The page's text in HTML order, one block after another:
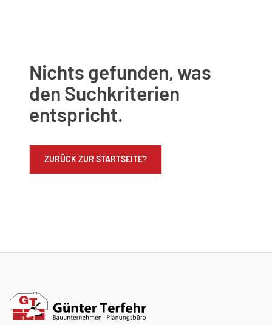
Nichts gefunden, was
den Suchkriterien
entspricht.
ZURÜCK ZUR STARTSEITE?